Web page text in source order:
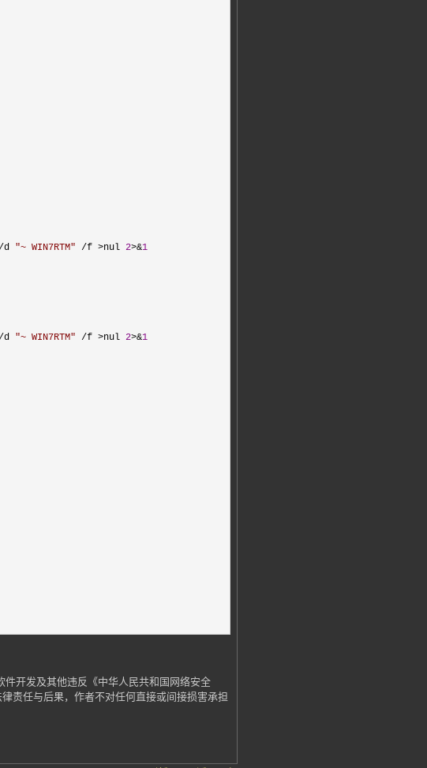
d "~ WIN7RTM" /f >nul 2>&1
d "~ WIN7RTM" /f >nul 2>&1
开发及其他违反《中华人民共和国网络安全
责任与后果，作者不对任何直接或间接损害承担